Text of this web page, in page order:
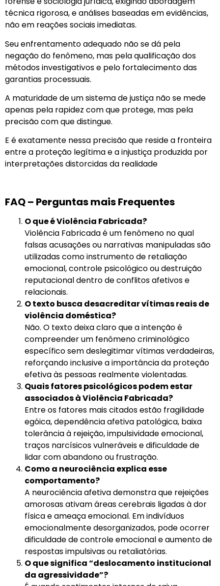
técnica rigorosa, e análises baseadas em evidências,
não em reações sociais imediatas.
Seu enfrentamento adequado não se dá pela
negação do fenômeno, mas pela qualificação dos
métodos investigativos e pelo fortalecimento das
garantias processuais.
A maturidade de um sistema de justiça não se mede
apenas pela rapidez com que protege, mas pela
precisão com que distingue.
E é exatamente nessa precisão que reside a fronteira
entre a proteção legítima e a injustiça produzida por
interpretações distorcidas da realidade
FAQ – Perguntas mais Frequentes
O que é Violência Fabricada?
Violência Fabricada é um fenômeno no qual
falsas acusações ou narrativas manipuladas são
utilizadas como instrumento de retaliação
emocional, controle psicológico ou destruição
reputacional dentro de conflitos afetivos e
relacionais.
O texto busca desacreditar vítimas reais de
violência doméstica?
Não. O texto deixa claro que a intenção é
compreender um fenômeno criminológico
específico sem deslegitimar vítimas verdadeiras,
reforçando inclusive a importância da proteção
efetiva às pessoas realmente violentadas.
Quais fatores psicológicos podem estar
associados à Violência Fabricada?
Entre os fatores mais citados estão fragilidade
egóica, dependência afetiva patológica, baixa
tolerância à rejeição, impulsividade emocional,
traços narcísicos vulneráveis e dificuldade de
lidar com abandono ou frustração.
Como a neurociência explica esse
comportamento?
A neurociência afetiva demonstra que rejeições
amorosas ativam áreas cerebrais ligadas à dor
física e ameaça emocional. Em indivíduos
emocionalmente desorganizados, pode ocorrer
dificuldade de controle emocional e aumento de
respostas impulsivas ou retaliatórias.
O que significa “deslocamento institucional
da agressividade”?